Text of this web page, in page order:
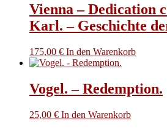
Vienna – Dedication
Karl. – Geschichte
175,00 € In den Warenkorb
Vogel. – Redemption.
25,00 € In den Warenkorb